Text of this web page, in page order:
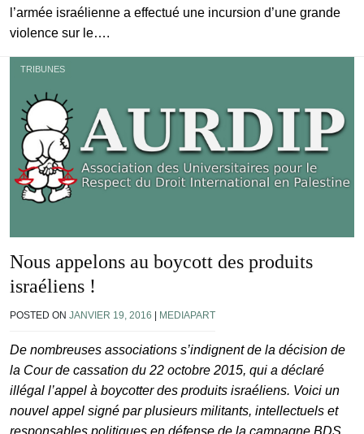
l’armée israélienne a effectué une incursion d’une grande
violence sur le….
TRIBUNES
Nous appelons au boycott des produits
israéliens !
POSTED ON JANVIER 19, 2016 MEDIAPART
De nombreuses associations s’indignent de la décision de
la Cour de cassation du 22 octobre 2015, qui a déclaré
illégal l’appel à boycotter des produits israéliens. Voici un
nouvel appel signé par plusieurs militants, intellectuels et